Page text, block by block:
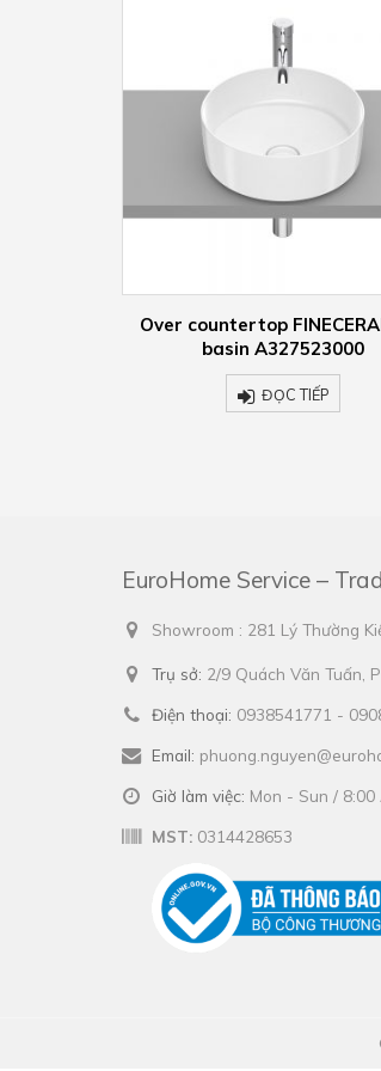
Over countertop
basin A3270B8000
ĐỌC TIẾP
EuroHome Service –
Showroom : 281 Lý Thường
Trụ sở: 2/9 Quách Văn Tuấn,
Điện thoại: 0938541771 -
Email:
Giờ làm việc: Mon - Sun / 8:00
MST: 0314428653